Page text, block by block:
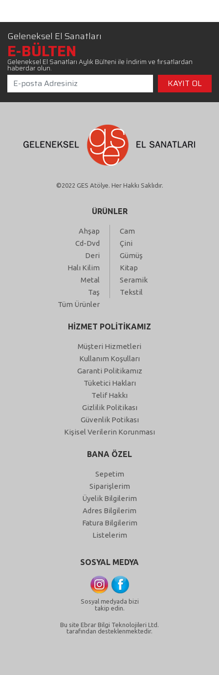
Geleneksel El Sanatları
E-BÜLTEN
Geleneksel El Sanatları Aylık Bülteni ile İndirim ve fırsatlardan
haberdar olun.
©2022 GES Atölye. Her Hakkı Saklıdır.
ÜRÜNLER
Ahşap
Cam
Cd-Dvd
Çini
Deri
Gümüş
Halı Kilim
Kitap
Metal
Seramik
Taş
Tekstil
Tüm Ürünler
HİZMET POLİTİKAMIZ
Müşteri Hizmetleri
Kullanım Koşulları
Garanti Politikamız
Tüketici Hakları
Telif Hakkı
Gizlilik Politikası
Güvenlik Potikası
Kişisel Verilerin Korunması
BANA ÖZEL
Sepetim
Siparişlerim
Üyelik Bilgilerim
Adres Bilgilerim
Fatura Bilgilerim
Listelerim
SOSYAL MEDYA
Sosyal medyada bizi
takip edin.
Bu site Ebrar Bilgi Teknolojileri Ltd.
tarafından desteklenmektedir.